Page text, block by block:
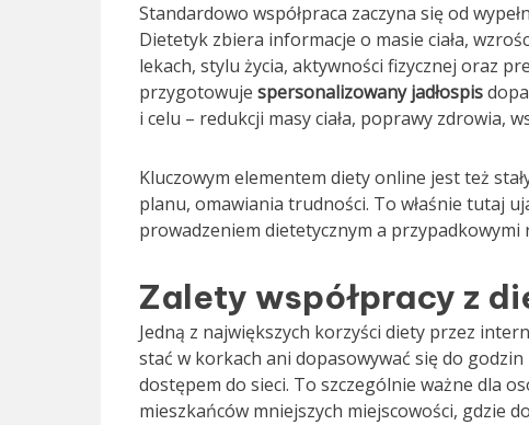
Standardowo współpraca zaczyna się od
Dietetyk zbiera informacje o masie ciała,
lekach, stylu życia, aktywności fizycznej oraz
przygotowuje spersonalizowany jadłospis
i celu – redukcji masy ciała, poprawy zdrowia,
Kluczowym elementem diety online jest też
planu, omawiania trudności. To właśnie tutaj
prowadzeniem dietetycznym a przypadkowymi
Zalety współpracy z
Jedną z największych korzyści diety przez
stać w korkach ani dopasowywać się do
dostępem do sieci. To szczególnie ważne dla
mieszkańców mniejszych miejscowości, gdzie